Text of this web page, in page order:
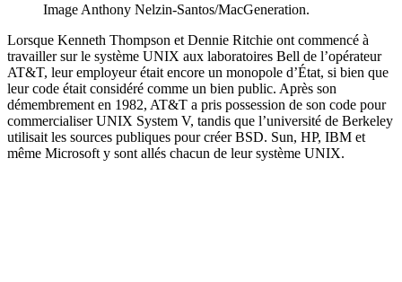
Image Anthony Nelzin-Santos/MacGeneration.
Lorsque Kenneth Thompson et Dennie Ritchie ont commencé à
travailler sur le système UNIX aux laboratoires Bell de l’opérateur
AT&T, leur employeur était encore un monopole d’État, si bien que
leur code était considéré comme un bien public. Après son
démembrement en 1982, AT&T a pris possession de son code pour
commercialiser UNIX System V, tandis que l’université de Berkeley
utilisait les sources publiques pour créer BSD. Sun, HP, IBM et
même Microsoft y sont allés chacun de leur système UNIX.